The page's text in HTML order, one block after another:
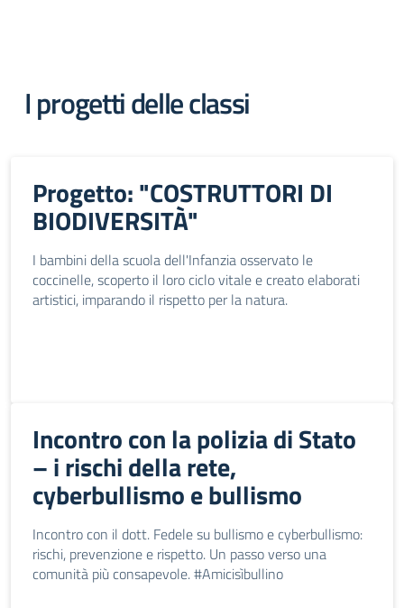
I progetti delle classi
Progetto: "COSTRUTTORI DI
BIODIVERSITÀ"
I bambini della scuola dell'Infanzia osservato le
coccinelle, scoperto il loro ciclo vitale e creato elaborati
artistici, imparando il rispetto per la natura.
Incontro con la polizia di Stato
– i rischi della rete,
cyberbullismo e bullismo
Incontro con il dott. Fedele su bullismo e cyberbullismo:
rischi, prevenzione e rispetto. Un passo verso una
comunità più consapevole. #Amicisìbullino